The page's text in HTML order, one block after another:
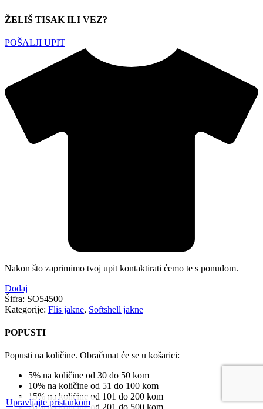
ŽELIŠ TISAK ILI VEZ?
POŠALJI UPIT
Nakon što zaprimimo tvoj upit kontaktirati ćemo te s ponudom.
Dodaj
Šifra: SO54500
Kategorije: Flis jakne, Softshell jakne
POPUSTI
Popusti na količine. Obračunat će se u košarici:
5% na količine od 30 do 50 kom
10% na količine od 51 do 100 kom
15% na količine od 101 do 200 kom
Upravljajte pristankom